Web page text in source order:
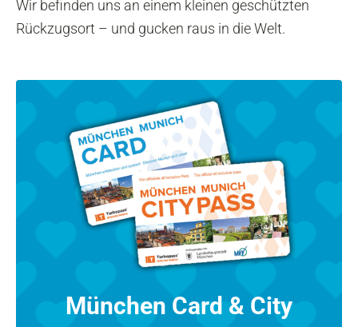
Wir befinden uns an einem kleinen geschützten
Rückzugsort – und gucken raus in die Welt.
München Card & City